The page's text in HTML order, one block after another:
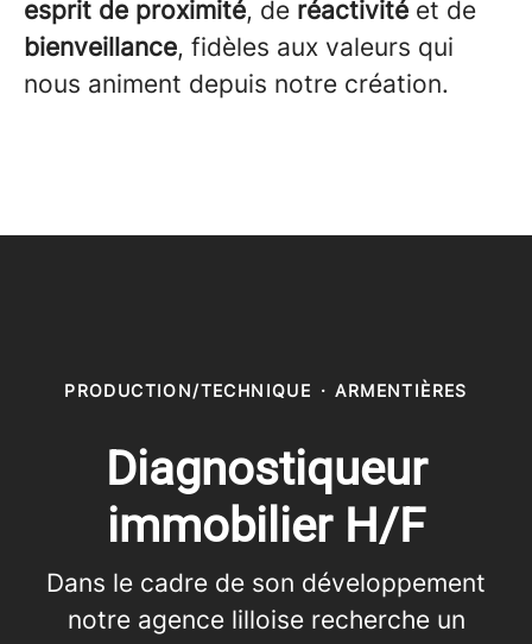
esprit de proximité, de réactivité et de
bienveillance, fidèles aux valeurs qui
nous animent depuis notre création.
PRODUCTION/TECHNIQUE · ARMENTIÈRES
Diagnostiqueur
immobilier H/F
Dans le cadre de son développement
notre agence lilloise recherche un